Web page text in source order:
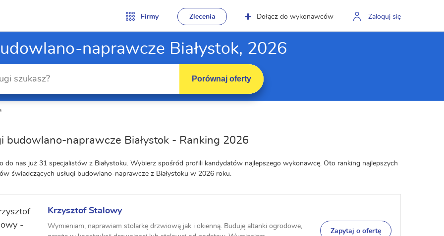
Firmy Zlecenia Dołącz do wykonawców Zaloguj się
naprawcze Białystok, 2026
Porównaj oferty
budowlano-naprawcze Białystok - Ranking 2026
do nas już 31 specjalistów z Białystoku. Wybierz spośród profili kandydatów najlepszego wykonawcę. Oto ranking najlepszych
świadczących usługi budowlano-naprawcze z Białystoku w 2026 roku.
Krzysztof Stalowy
Wymieniam, naprawiam stolarkę drzwiową jak i okienną. Buduję altanki ogrodowe,
Zapytaj o ofertę